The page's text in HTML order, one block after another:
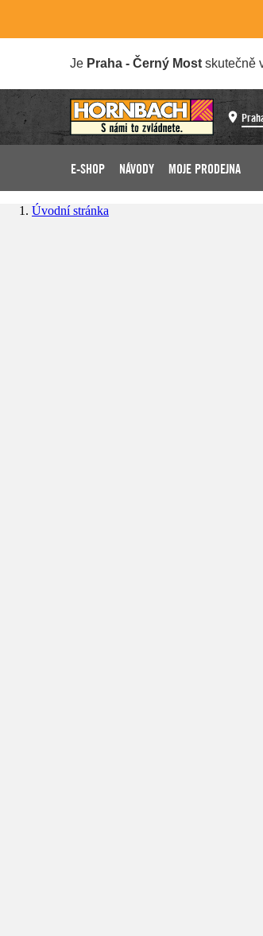
Je Praha - Černý Most skutečně
E-SHOP NÁVODY MOJE PRODEJNA
Úvodní stránka